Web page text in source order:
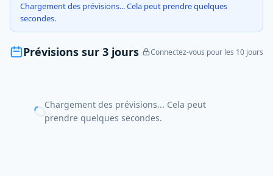
Chargement des prévisions... Cela peut prendre quelques
secondes.
Prévisions sur 3 jours Connectez-vous pour les 10 jours
Chargement des prévisions... Cela peut
prendre quelques secondes.